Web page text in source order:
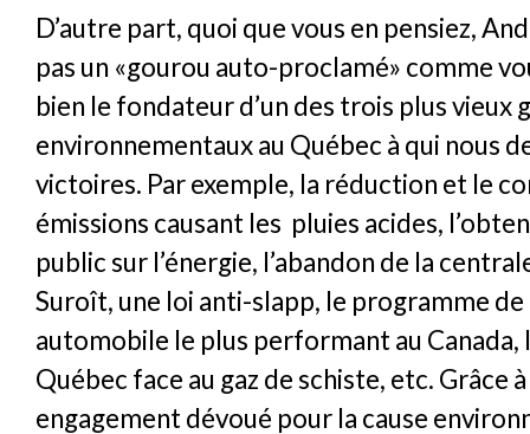
D’autre part, quoi que vous en pensiez,
pas un «gourou auto-proclamé» comme
bien le fondateur d’un des trois plus vieux
environnementaux au Québec à qui nous
victoires. Par exemple, la réduction et le
émissions causant les pluies acides,
public sur l’énergie, l’abandon de la
Suroît, une loi anti-slapp, le programme
automobile le plus performant au Canada,
Québec face au gaz de schiste, etc. Grâce
engagement dévoué pour la cause